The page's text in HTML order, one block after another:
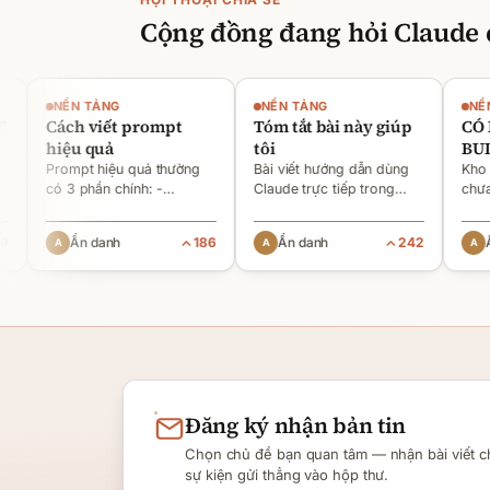
Cộng đồng đang hỏiClaude
NỀN TẢNG
Cách viết prompt
hiệu quả
Prompt hiệu quả thường
có 3 phần chính: -
huống gì [1][2][6] - Task:
muốn AI làm gì, output ra
sao [2][6] -
Ẩn danh 186
NỀN TẢNG
Tóm tắt bài này giúp
Bài viết hướng dẫn dùng
Claude trực tiếp trong
`=CLAUDE()` để xử lý
ngôn ngữ tự nhiên như
tóm tắt, dịch, phân loại và
Ẩn danh 242
NỀN
CÓ
Kho nội
chưa
là cách
coding
triển
Ẩn
Đăngkýnhậnbảntin
Chọn chủ đề bạn quan tâm — nhận bài viết
sự kiện gửi thẳng vào hộp thư.